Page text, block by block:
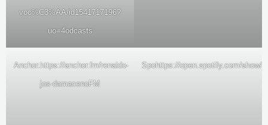
voc%C3%AA/id1541717196?
uo=4odcasts
Anchor. https://anchor.fm/ronaldo-
jos-damacenoFM
Spohttps://open.spotify.com/show/